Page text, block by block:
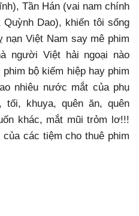
Tần Hán (vai nam chính
Dao), khiến tôi sống
Việt Nam say mê phim
người Việt hải ngoại nào
bộ kiếm hiệp hay phim
nhiêu nước mắt của phụ
khuya, quên ăn, quên
khác, mắt mũi trỏm lơ!!!
các tiệm cho thuê phim